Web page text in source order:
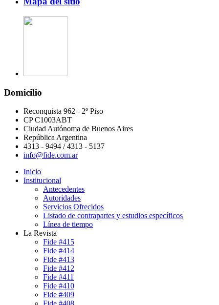
Domicilio
Reconquista 962 - 2º Piso
CP C1003ABT
Ciudad Autónoma de Buenos Aires
República Argentina
4313 - 9494 / 4313 - 5137
info@fide.com.ar
Inicio
Institucional
Antecedentes
Autoridades
Servicios Ofrecidos
Listado de contrapartes y estudios específicos
Línea de tiempo
La Revista
Fide #415
Fide #414
Fide #413
Fide #412
Fide #411
Fide #410
Fide #409